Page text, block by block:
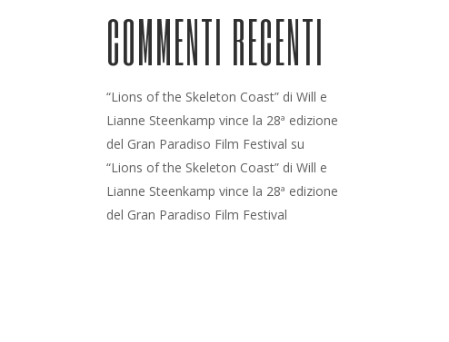
COMMENTI RECENTI
“Lions of the Skeleton Coast” di Will e
Lianne Steenkamp vince la 28ª edizione
del Gran Paradiso Film Festival su
“Lions of the Skeleton Coast” di Will e
Lianne Steenkamp vince la 28ª edizione
del Gran Paradiso Film Festival